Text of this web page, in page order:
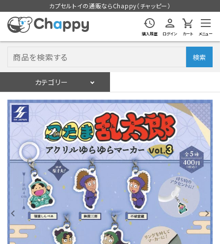
カプセルトイの通販ならChappy（チャッピー）
購入履歴 ログイン カート メニュー
検索
カテゴリー
ログイン 会員登録
入荷スケジュールをチェック
カプセルトイマシン本体
カプセルトイ
販促用空カプセル
レンタル